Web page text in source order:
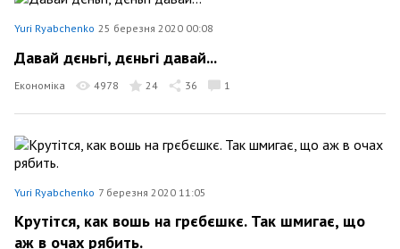
Yuri Ryabchenko 25 березня 2020 00:08
Давай дєньгі, дєньгі давай...
Економіка 4978 24 36 1
Yuri Ryabchenko 7 березня 2020 11:05
Крутітся, как вошь на грєбєшкє. Так шмигає, що
аж в очах рябить.